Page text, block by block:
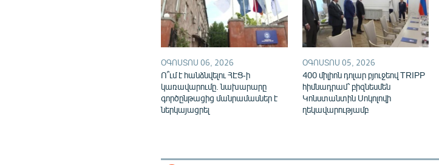
ՕԳՈՍՏՈՍ 06, 2026
Ո՞ւմ է հանձնվելու ՀԷՑ-ի
կառավարումը. նախարարը
գործընթացից մանրամասներ է
ներկայացրել
ՕԳՈՍՏՈՍ 05, 2026
400 միլիոն դոլար բյուջեով TRIPP
հիմնադրամ՝ բիզնեսմեն
Կոնստանտին Սոկոլովի
ղեկավարությամբ